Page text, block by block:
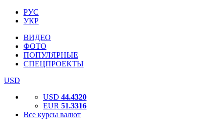
РУС
УКР
ВИДЕО
ФОТО
ПОПУЛЯРНЫЕ
СПЕЦПРОЕКТЫ
USD
USD 44.4320
EUR 51.3316
Все курсы валют